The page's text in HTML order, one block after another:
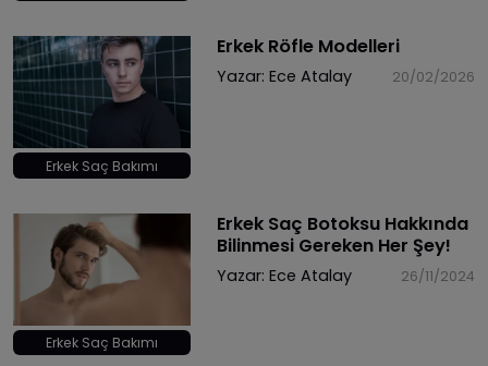
Erkek Saç Bakımı
Erkek Röfle Modelleri
Yazar: Ece Atalay 20/02/2026
Erkek Saç Bakımı
Erkek Saç Botoksu Hakkında
Bilinmesi Gereken Her Şey!
Yazar: Ece Atalay 26/11/2024